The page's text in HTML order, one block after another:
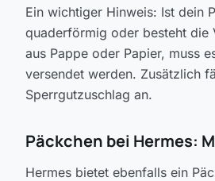
Ein wichtiger Hinweis: Ist dein
quaderförmig oder besteht die
aus Pappe oder Papier, muss
versendet werden. Zusätzlich
Sperrgutzuschlag an.
Päckchen bei Hermes:
Hermes bietet ebenfalls ein